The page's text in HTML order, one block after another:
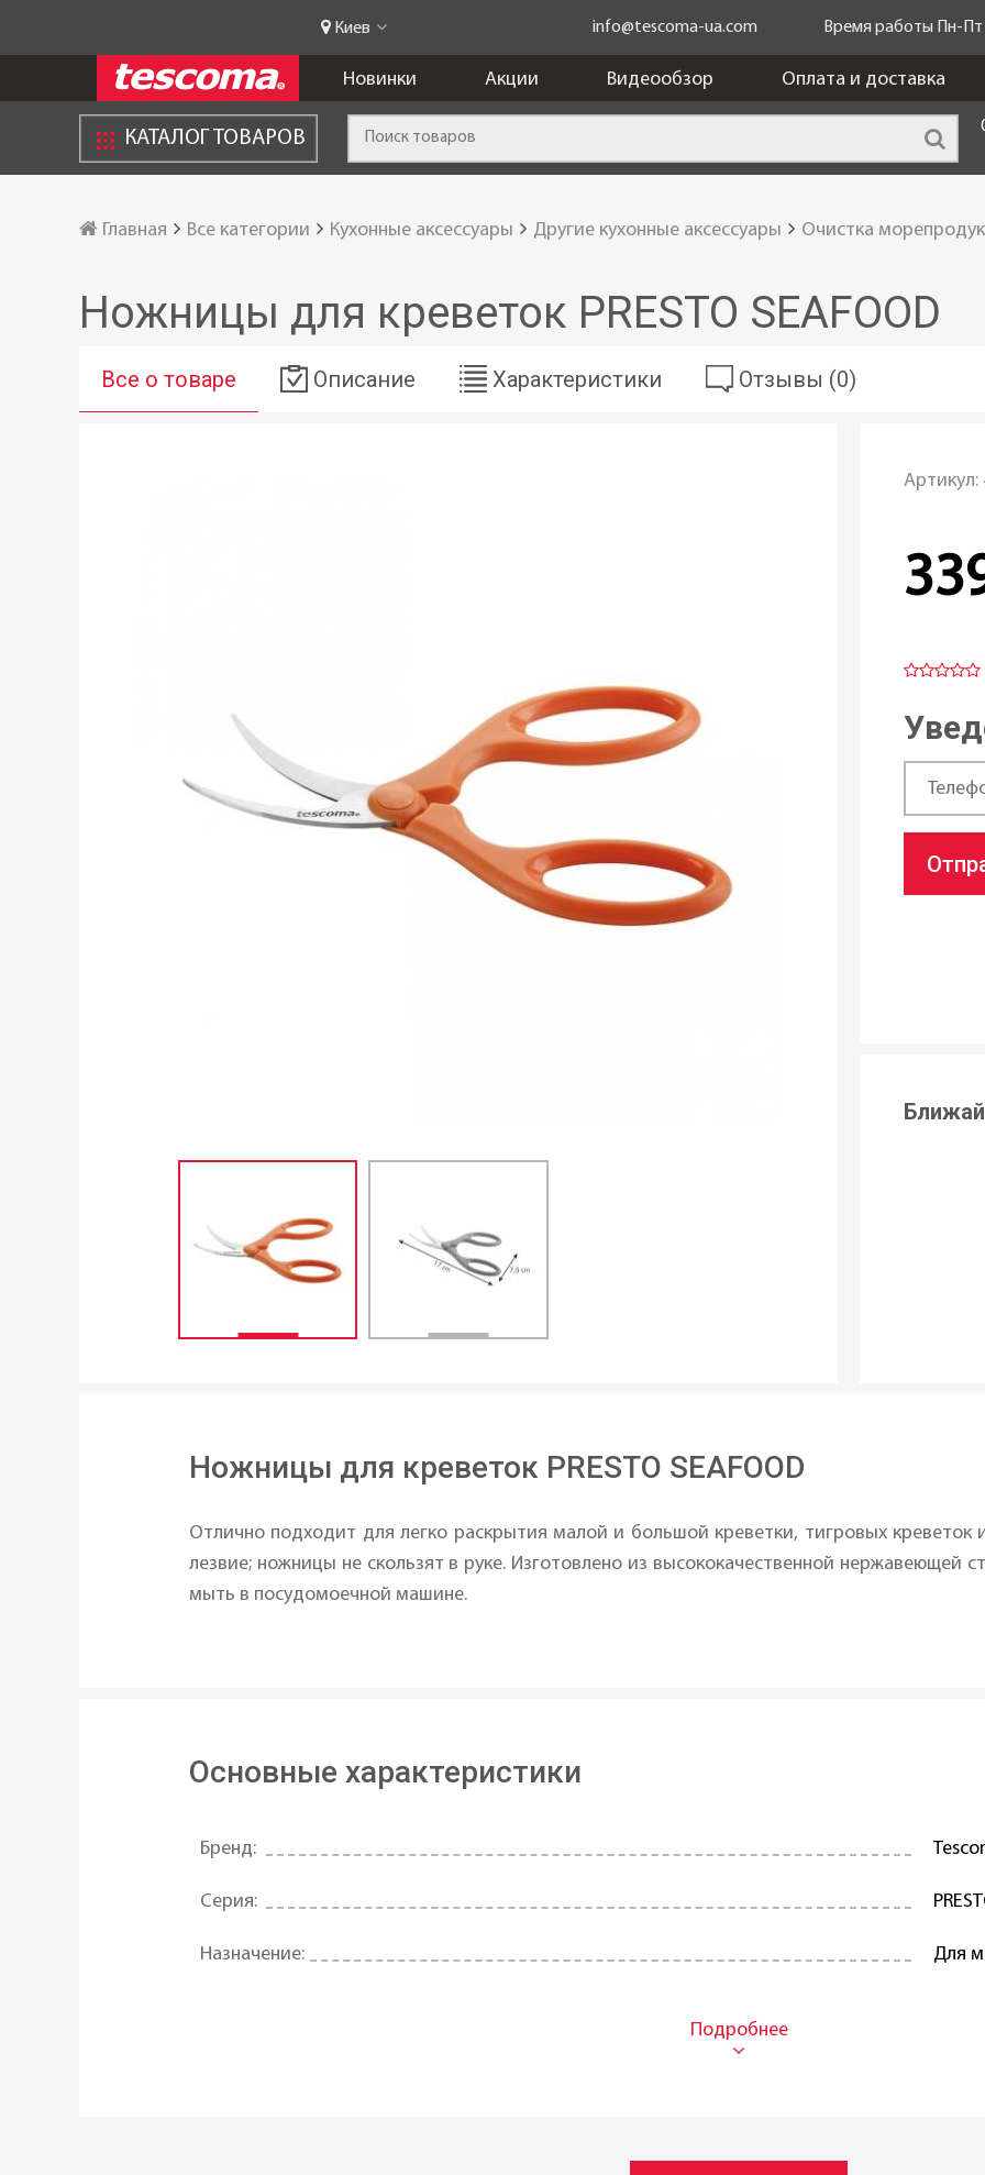
Киев info@tescoma-ua.com Время работы Пн-Пт
Новинки Акции Видеообзор Оплата и доставка
КАТАЛОГ ТОВАРОВ
Главная Все категории Кухонные аксессуары Другие кухонные аксессуары Очистка
Ножницы для креветок PRESTO SEAFOOD
Все о товаре Описание Характеристики Отзывы (0)
Артикул:
Ножницы для креветок PRESTO SEAFOOD
Отлично подходит для легко раскрытия малой и большой креветки, тигровых креветок
лезвие; ножницы не скользят в руке. Изготовлено из высококачественной нержавеющей
мыть в посудомоечной машине.
Основные характеристики
Бренд:
Серия:
Назначение: Для